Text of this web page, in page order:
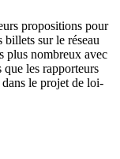
propositions pour
billets sur le réseau
plus nombreux avec
les rapporteurs
le projet de loi-